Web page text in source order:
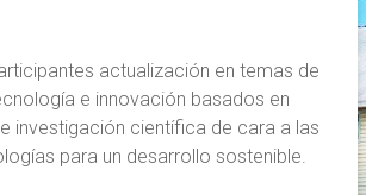
actualización en temas de
e innovación basados en
investigación científica de cara a las
para un desarrollo sostenible.